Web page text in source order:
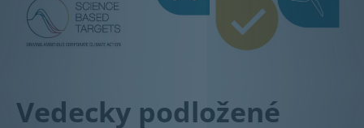
Vedecky podložené